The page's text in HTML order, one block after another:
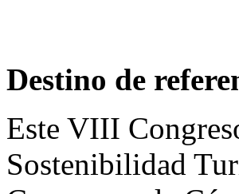
Destino de
Este VIII
Sostenibilidad